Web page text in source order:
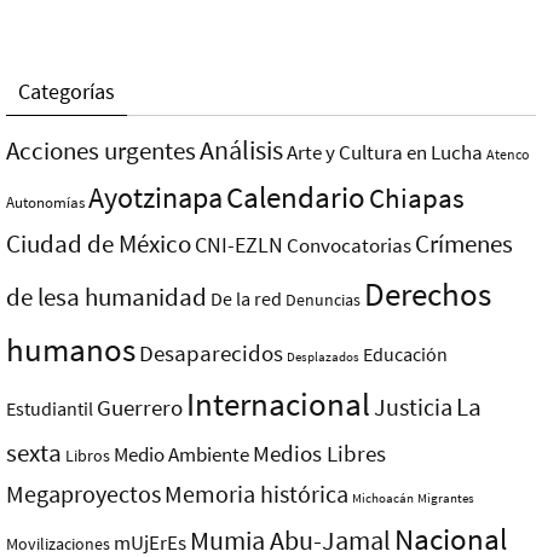
Categorías
Acciones urgentesAnálisisArte y Cultura en Lucha Atenco
AutonomíasAyotzinapaCalendarioChiapas
Ciudad de MéxicoCNI-EZLN ConvocatoriasCrímenes
de lesa humanidad De la red Denuncias Derechos
humanosDesaparecidos Desplazados Educación
Estudiantil Guerrero InternacionalJusticia La
sexta Libros Medio AmbienteMedios Libres
MegaproyectosMemoria histórica Michoacán Migrantes
Movilizaciones mUjErEs Mumia Abu-Jamal Nacional